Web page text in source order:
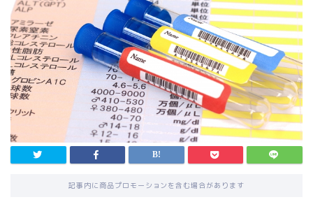
記事内に商品プロモーションを含む場合があります